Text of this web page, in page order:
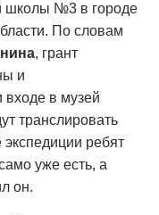
школы №3 в городе
По словам
, грант
и
входе в музей
транслировать
ребят
уже есть, а
он.